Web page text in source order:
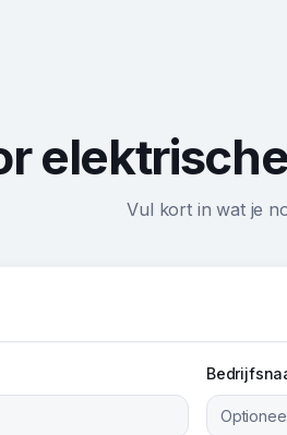
Vul kort in wat je